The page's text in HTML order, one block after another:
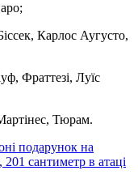
Карлос Аугусто,
Фраттезі, Луїс
Тюрам.
подарунок на
сантиметр в атаці